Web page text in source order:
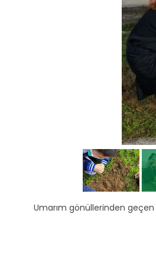
Umarım gönüllerinden